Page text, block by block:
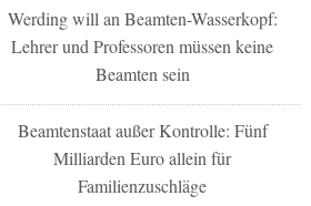
Werding will an Beamten-Wasserkopf:
Lehrer und Professoren müssen keine
Beamten sein
Beamtenstaat außer Kontrolle: Fünf
Milliarden Euro allein für
Familienzuschläge